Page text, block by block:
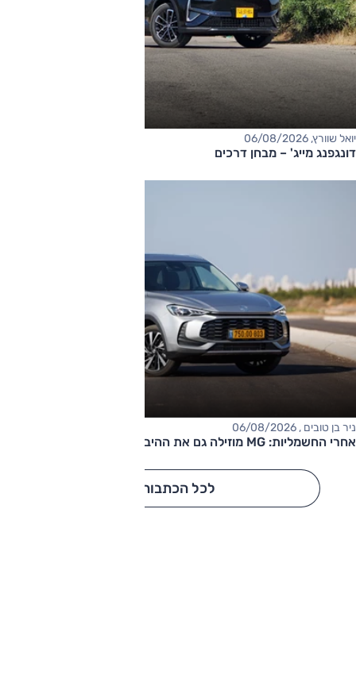
יואל שוורץ, 06/08/2026
דונגפנג מייג' – מבחן דרכים
ניר בן טובים , 06/08/2026
אחרי החשמליות: MG מוזילה גם את ההיברידיות
לכל הכתבות